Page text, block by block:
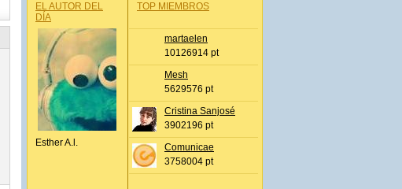
EL AUTOR DEL
DÍA
Esther A.l.
TOP MIEMBROS
martaelen
10126914 pt
Mesh
5629576 pt
Cristina Sanjosé
3902196 pt
Comunicae
3758004 pt